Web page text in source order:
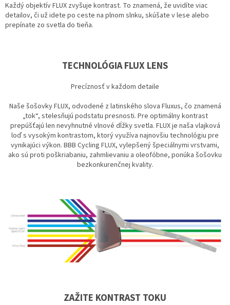
Každý objektív FLUX zvyšuje kontrast. To znamená, že uvidíte viac
detailov, či už idete po ceste na plnom slnku, skúšate v lese alebo
prepínate zo svetla do tieňa.
TECHNOLÓGIA FLUX LENS
Precíznosť v každom detaile
Naše šošovky FLUX, odvodené z latinského slova Fluxus, čo znamená
„tok“, stelesňujú podstatu presnosti. Pre optimálny kontrast
prepúšťajú len nevyhnutné vlnové dĺžky svetla. FLUX je naša vlajková
loď s vysokým kontrastom, ktorý využíva najnovšiu technológiu pre
vynikajúci výkon. BBB Cycling FLUX, vylepšený špeciálnymi vrstvami,
ako sú proti poškriabaniu, zahmlievaniu a oleofóbne, ponúka šošovku
bezkonkurenčnej kvality.
ZAŽITE KONTRAST TOKU